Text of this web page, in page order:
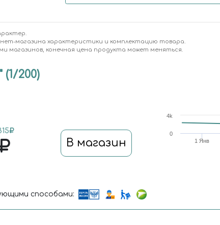
магазина характеристики и комплектацию товара.
магазинов, конечная цена продукта может меняться.
200)
В магазин 1 Янв
0
4k
способами: